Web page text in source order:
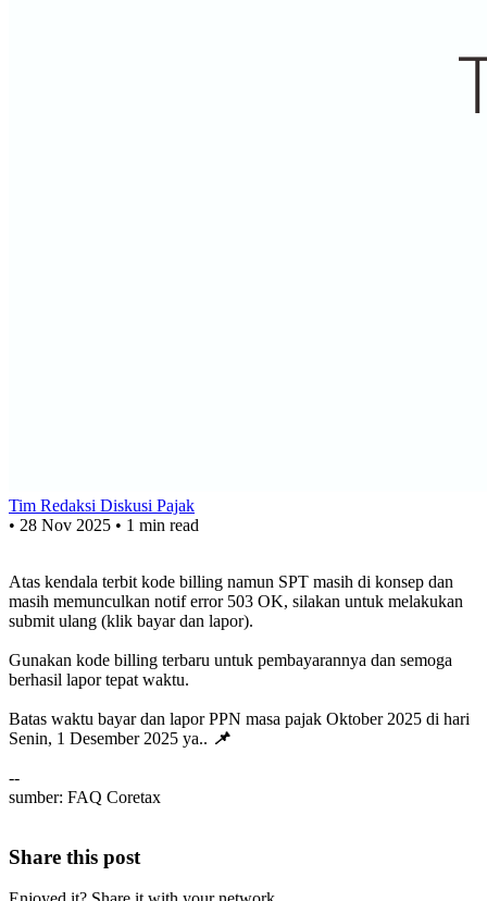
Tim Redaksi Diskusi Pajak
• 28 Nov 2025 • 1 min read
Atas kendala terbit kode billing namun SPT masih di konsep dan
masih memunculkan notif error 503 OK, silakan untuk melakukan
submit ulang (klik bayar dan lapor).
Gunakan kode billing terbaru untuk pembayarannya dan semoga
berhasil lapor tepat waktu.
Batas waktu bayar dan lapor PPN masa pajak Oktober 2025 di hari
Senin, 1 Desember 2025 ya.. 📌
--
sumber: FAQ Coretax
Share this post